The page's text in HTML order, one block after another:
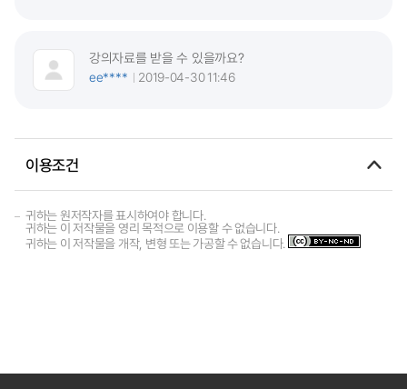
강의자료를 받을 수 있을까요?
ee****
2019-04-30 11:46
이용조건
귀하는 원저작자를 표시하여야 합니다.
귀하는 이 저작물을 영리 목적으로 이용할 수 없습니다.
귀하는 이 저작물을 개작, 변형 또는 가공할 수 없습니다.